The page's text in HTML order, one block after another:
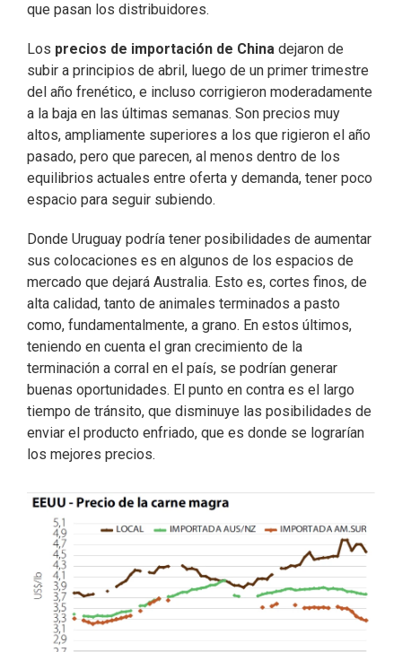
que pasan los distribuidores.
Los precios de importación de China dejaron de
subir a principios de abril, luego de un primer trimestre
del año frenético, e incluso corrigieron moderadamente
a la baja en las últimas semanas. Son precios muy
altos, ampliamente superiores a los que rigieron el año
pasado, pero que parecen, al menos dentro de los
equilibrios actuales entre oferta y demanda, tener poco
espacio para seguir subiendo.
Donde Uruguay podría tener posibilidades de aumentar
sus colocaciones es en algunos de los espacios de
mercado que dejará Australia. Esto es, cortes finos, de
alta calidad, tanto de animales terminados a pasto
como, fundamentalmente, a grano. En estos últimos,
teniendo en cuenta el gran crecimiento de la
terminación a corral en el país, se podrían generar
buenas oportunidades. El punto en contra es el largo
tiempo de tránsito, que disminuye las posibilidades de
enviar el producto enfriado, que es donde se lograrían
los mejores precios.